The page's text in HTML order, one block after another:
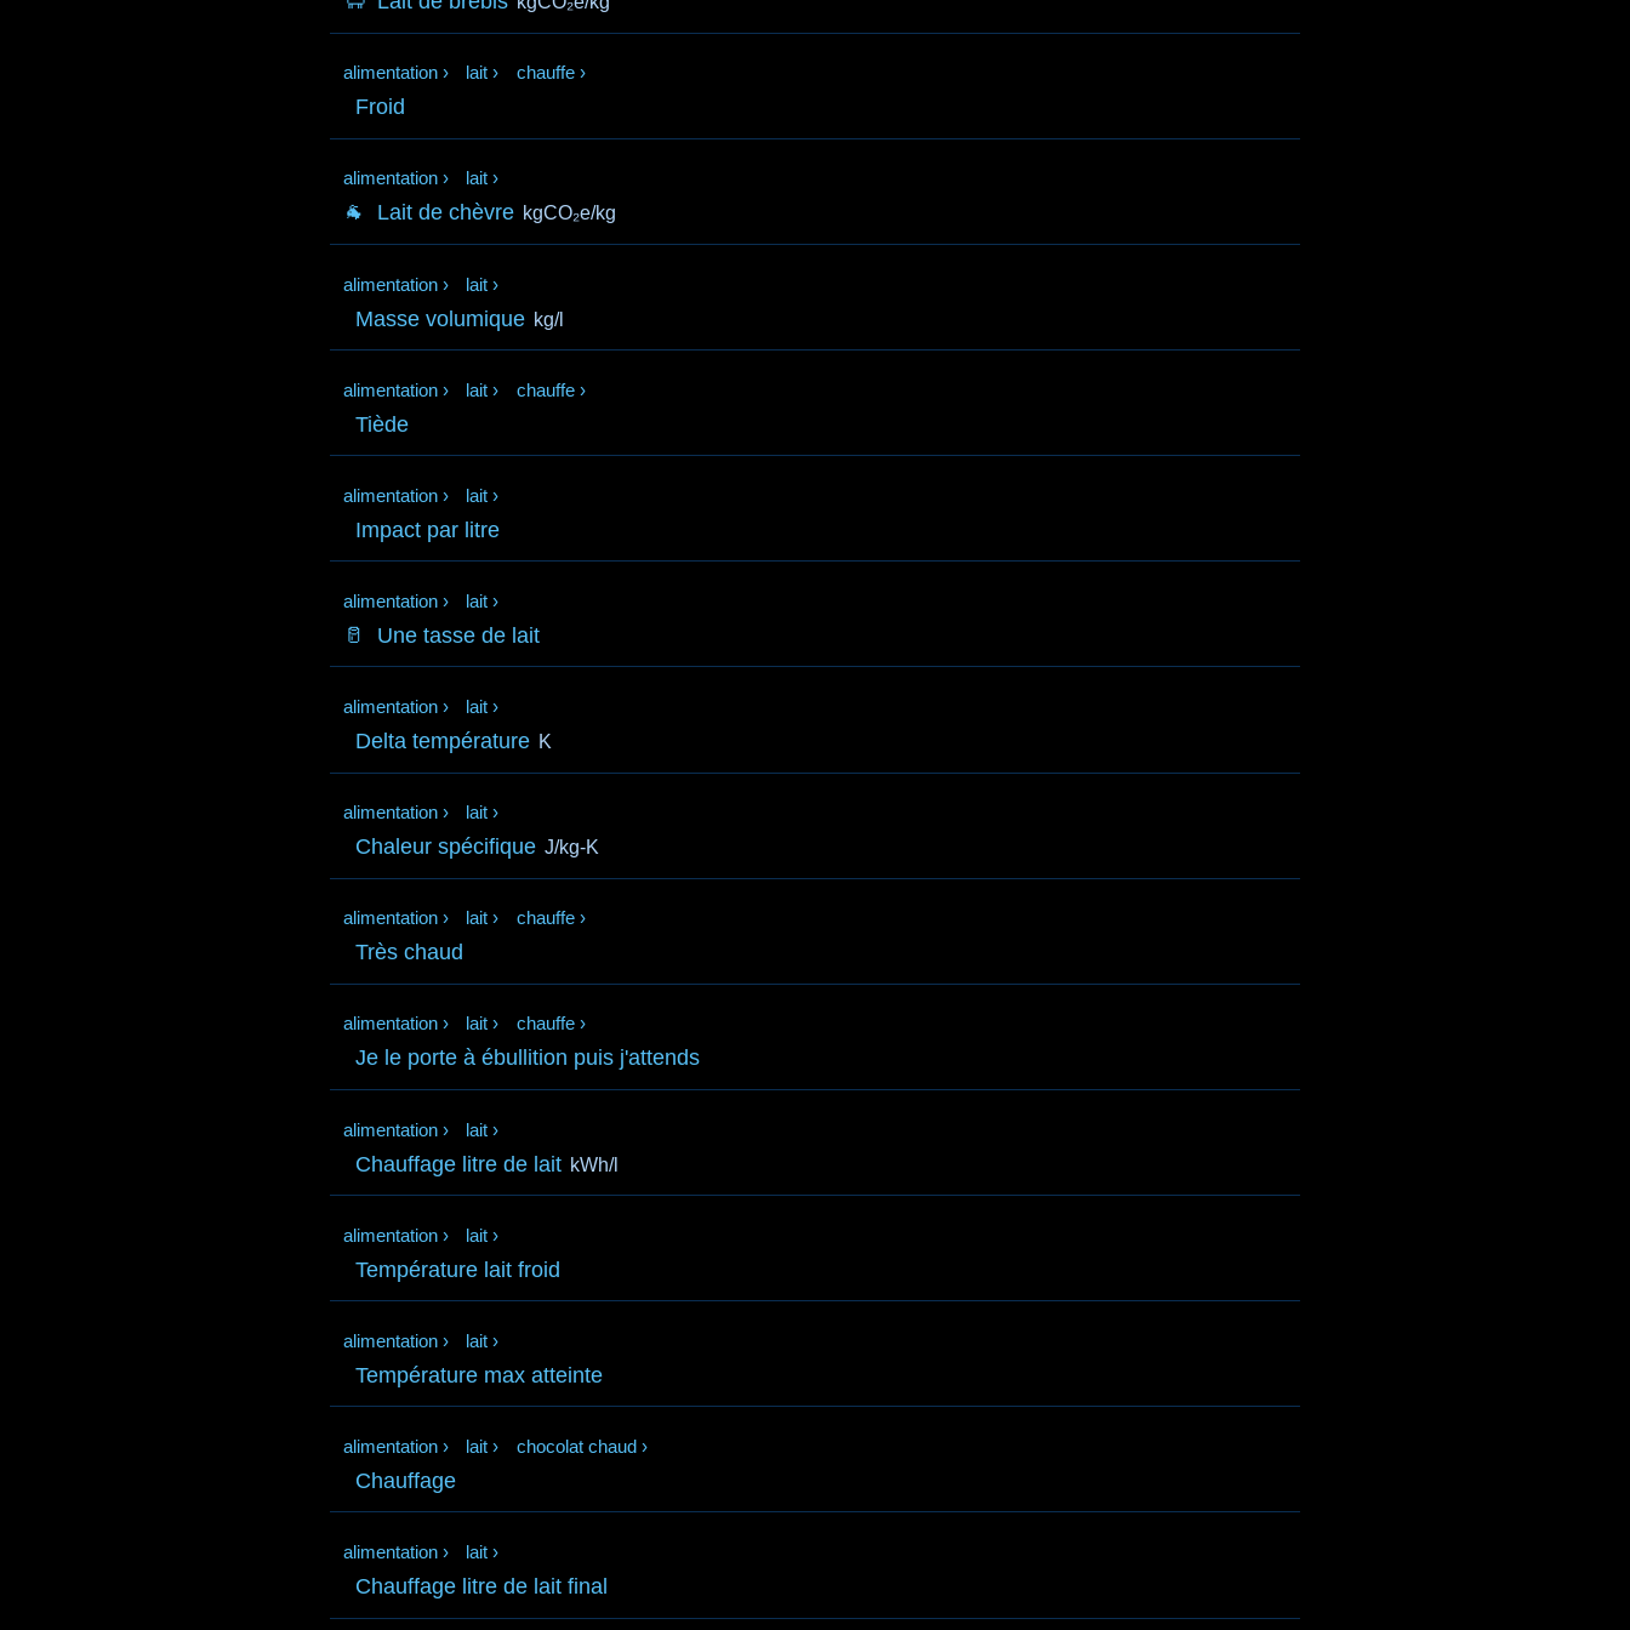
alimentation › lait › chauffe ›
Froid
alimentation › lait ›
🐐 Lait de chèvre kgCO₂e/kg
alimentation › lait ›
Masse volumique kg/l
alimentation › lait › chauffe ›
Tiède
alimentation › lait ›
Impact par litre
alimentation › lait ›
🥛 Une tasse de lait
alimentation › lait ›
Delta température K
alimentation › lait ›
Chaleur spécifique J/kg-K
alimentation › lait › chauffe ›
Très chaud
alimentation › lait › chauffe ›
Je le porte à ébullition puis j'attends
alimentation › lait ›
Chauffage litre de lait kWh/l
alimentation › lait ›
Température lait froid
alimentation › lait ›
Température max atteinte
alimentation › lait › chocolat chaud ›
Chauffage
alimentation › lait ›
Chauffage litre de lait final